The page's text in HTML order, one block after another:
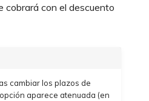
cobrará con el descuento
cambiar los plazos de
aparece atenuada (en